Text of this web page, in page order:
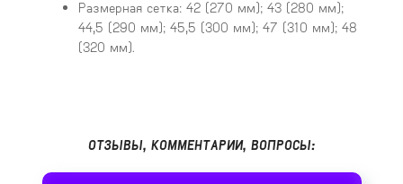
Размерная сетка: 42 (270 мм); 43 (280 мм);
44,5 (290 мм); 45,5 (300 мм); 47 (310 мм); 48
(320 мм).
ОТЗЫВЫ, КОММЕНТАРИИ, ВОПРОСЫ: